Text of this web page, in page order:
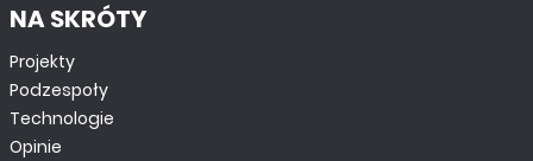
NA SKRÓTY
Projekty
Podzespoły
Technologie
Opinie